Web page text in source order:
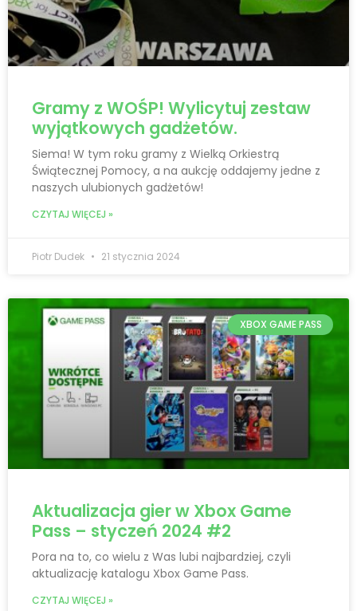
Gramy z WOŚP! Wylicytuj zestaw
wyjątkowych gadżetów.
Siema! W tym roku gramy z Wielką Orkiestrą
Świątecznej Pomocy, a na aukcję oddajemy jedne z
naszych ulubionych gadżetów!
CZYTAJ WIĘCEJ »
Piotr Dudek 21 stycznia 2024
XBOX GAME PASS
Aktualizacja gier w Xbox Game
Pass – styczeń 2024 #2
Pora na to, co wielu z Was lubi najbardziej, czyli
aktualizację katalogu Xbox Game Pass.
CZYTAJ WIĘCEJ »